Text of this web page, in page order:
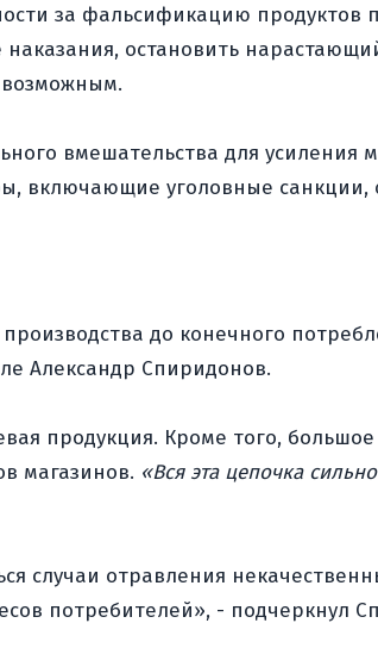
за фальсификацию продуктов
остановить
вмешательства для усиления
включающие уголовные санкции,
до конечного
Александр Спиридонов.
продукция. Кроме того,
магазинов. «Вся эта цепочка
случаи отравления
потребителей», - подчеркнул